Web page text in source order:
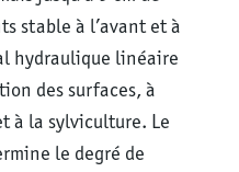
stable à l’avant et à
hydraulique linéaire
des surfaces, à
à la sylviculture. Le
le degré de